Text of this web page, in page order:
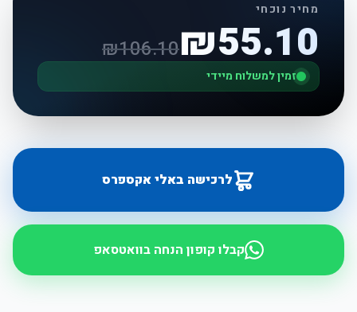
מחיר נוכחי
₪55.10
₪106.10
זמין למשלוח מיידי
לרכישה באלי אקספרס
קבלו קופון הנחה בוואטסאפ